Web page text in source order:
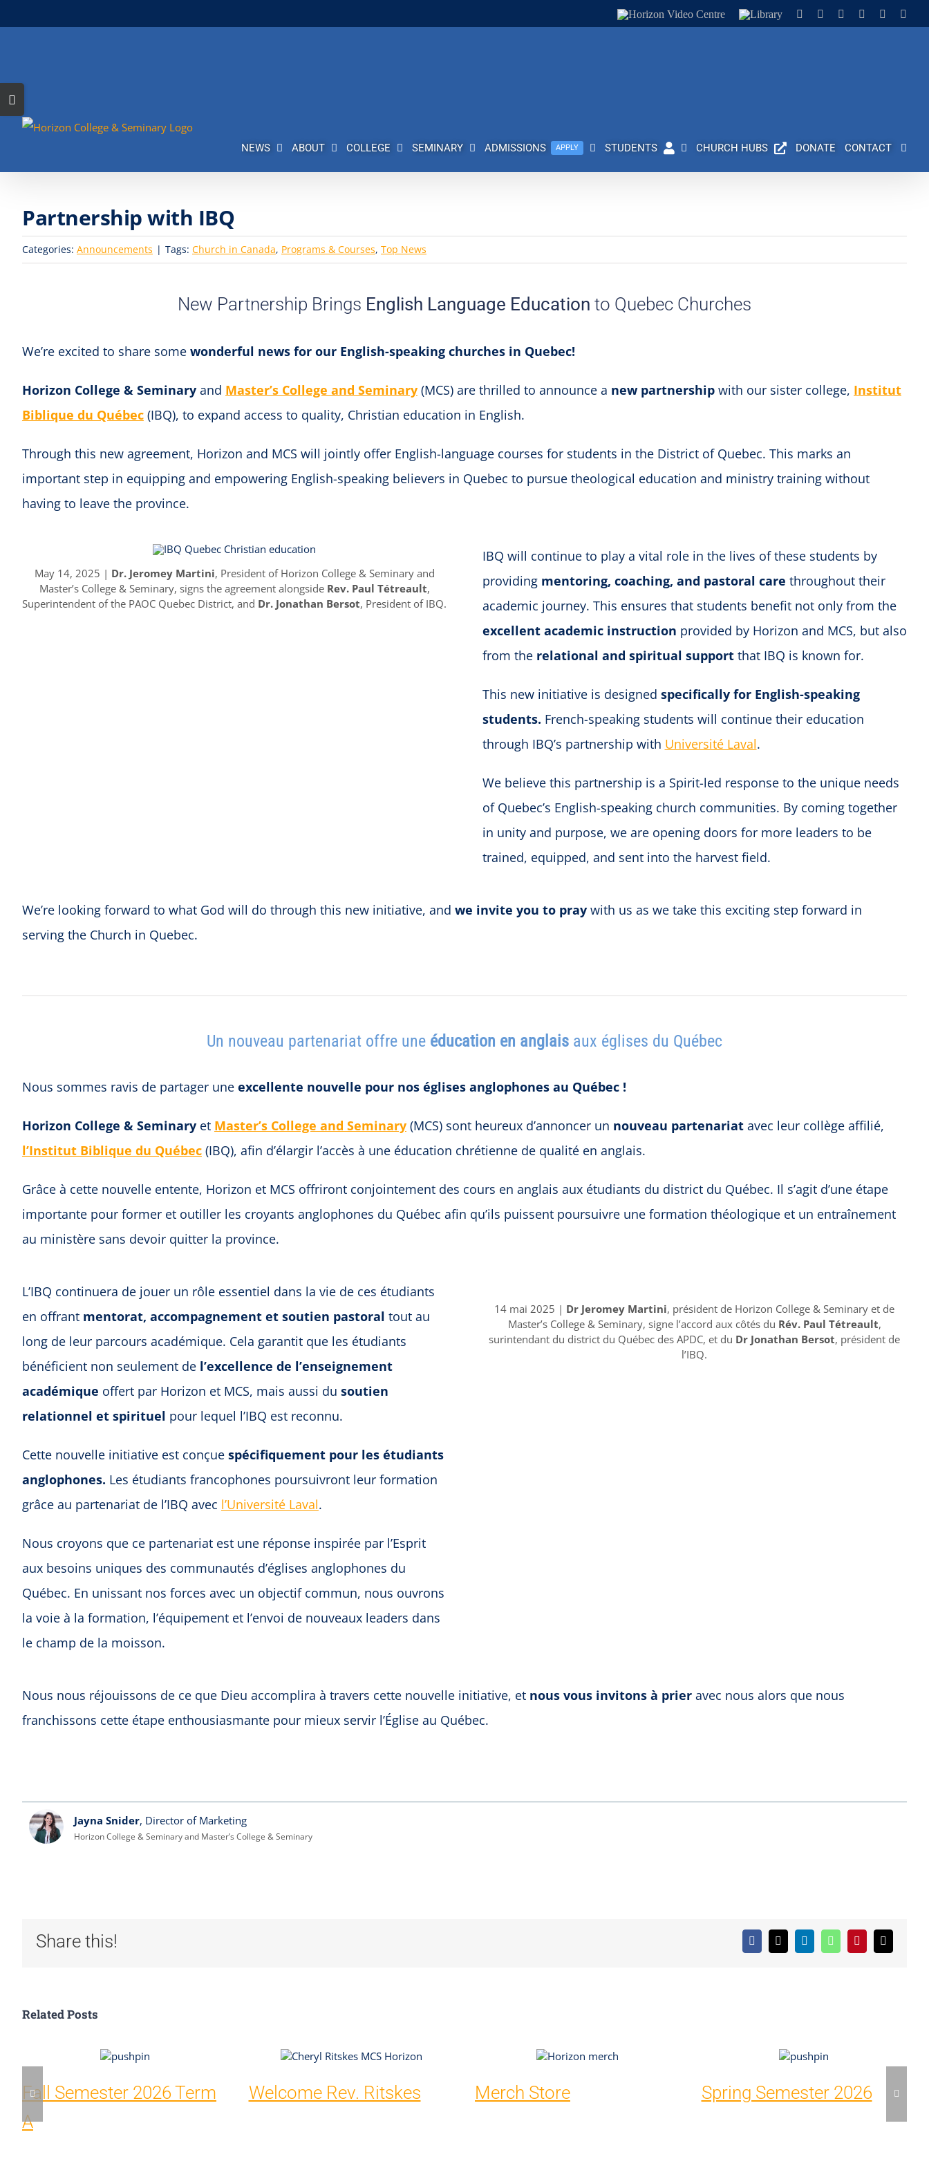
to
Horizon
Video
Library Facebook InstagramYouTubeLinkedIn
NEWS ABOUT COLLEGE SEMINARY ADMISSIONS APPLY STUDENTS CHURCH HUBS DONATE CONTACT
Partnership with IBQ
Categories: Announcements | Tags: Church in Canada, Programs & Courses, Top News
New Partnership Brings English Language Education to Quebec Churches
We’re excited to share some wonderful news for our English-speaking churches in Quebec!
Horizon College & Seminaryand Master’s College and Seminary(MCS) are thrilled to announce a new partnershipwith our sister college, Institut
Biblique du Québec(IBQ), to expand access to quality, Christian education in English.
Through this new agreement, Horizon and MCS will jointly offer English-language courses for students in the District of Quebec. This marks an
important step in equipping and empowering English-speaking believers in Quebec to pursue theological education and ministry training without
having to leave the province.
May 14, 2025 | Dr. Jeromey Martini, President of Horizon College & Seminary and
Master’s College & Seminary, signs the agreement alongside Rev. Paul Tétreault,
Superintendent of the PAOC Quebec District, and Dr. Jonathan Bersot, President of IBQ.
IBQ will continue to play a vital role in the lives of these students by
providing mentoring, coaching, and pastoral care throughout their
academic journey. This ensures that students benefit not only from the
excellent academic instruction provided by Horizon and MCS, but also
from the relational and spiritual supportthat IBQ is known for.
This new initiative is designed specifically for English-speaking
students. French-speaking students will continue their education
through IBQ’s partnership with Université Laval.
We believe this partnership is a Spirit-led response to the unique needs
of Quebec’s English-speaking church communities. By coming together
in unity and purpose, we are opening doors for more leaders to be
trained, equipped, and sent into the harvest field.
We’re looking forward to what God will do through this new initiative, and we invite you to praywith us as we take this exciting step forward in
serving the Church in Quebec.
Un nouveau partenariat offre une éducation en anglais aux églises du Québec
Nous sommes ravis de partager une excellente nouvelle pour nos églises anglophones au Québec !
Horizon College & Seminaryet Master’s College and Seminary(MCS) sont heureux d’annoncer un nouveau partenariatavec leur collège affilié,
l’Institut Biblique du Québec(IBQ), afin d’élargir l’accès à une éducation chrétienne de qualité en anglais.
Grâce à cette nouvelle entente, Horizon et MCS offriront conjointement des cours en anglais aux étudiants du district du Québec. Il s’agit d’une étape
importante pour former et outiller les croyants anglophones du Québec afin qu’ils puissent poursuivre une formation théologique et un entraînement
au ministère sans devoir quitter la province.
L’IBQ continuera de jouer un rôle essentiel dans la vie de ces étudiants
en offrant mentorat, accompagnement et soutien pastoral tout au
long de leur parcours académique. Cela garantit que les étudiants
bénéficient non seulement de l’excellence de l’enseignement
académique offert par Horizon et MCS, mais aussi du soutien
relationnel et spirituel pour lequel l’IBQ est reconnu.
Cette nouvelle initiative est conçue spécifiquement pour les étudiants
anglophones. Les étudiants francophones poursuivront leur formation
grâce au partenariat de l’IBQ avec l’Université Laval.
Nous croyons que ce partenariat est une réponse inspirée par l’Esprit
aux besoins uniques des communautés d’églises anglophones du
Québec. En unissant nos forces avec un objectif commun, nous ouvrons
la voie à la formation, l’équipement et l’envoi de nouveaux leaders dans
le champ de la moisson.
14 mai 2025 | Dr Jeromey Martini, président de Horizon College & Seminary et de
Master’s College & Seminary, signe l’accord aux côtés du Rév. Paul Tétreault,
surintendant du district du Québec des APDC, et du Dr Jonathan Bersot, président de
l’IBQ.
Nous nous réjouissons de ce que Dieu accomplira à travers cette nouvelle initiative, et nous vous invitons à prieravec nous alors que nous
franchissons cette étape enthousiasmante pour mieux servir l’Église au Québec.
Jayna Snider, Director of Marketing
Horizon College & Seminary and Master’s College & Seminary
Share this! Facebook
X LinkedInWhatsAppPinterestEmail
Related Posts
Fall Semester 2026 Term
A
Welcome Rev. Ritskes Merch Store Spring Semester 2026
Toggle
Sliding